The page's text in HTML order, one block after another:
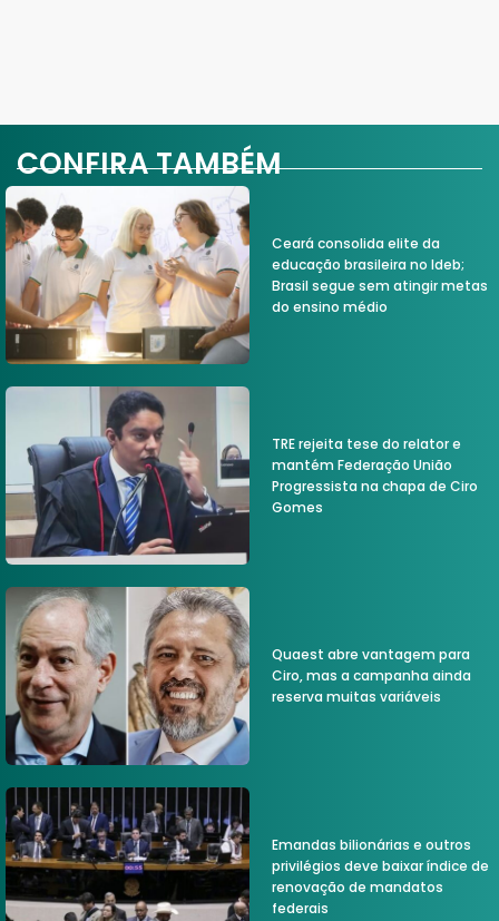
CONFIRA TAMBÉM
Ceará consolida elite da
educação brasileira no Ideb;
Brasil segue sem atingir metas
do ensino médio
TRE rejeita tese do relator e
mantém Federação União
Progressista na chapa de Ciro
Gomes
Quaest abre vantagem para
Ciro, mas a campanha ainda
reserva muitas variáveis
Emandas bilionárias e outros
privilégios deve baixar índice de
renovação de mandatos
federais